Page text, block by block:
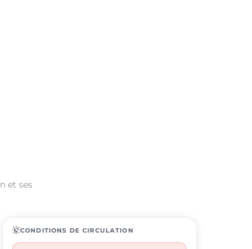
et ses
routineCONDITIONS DE CIRCULATION